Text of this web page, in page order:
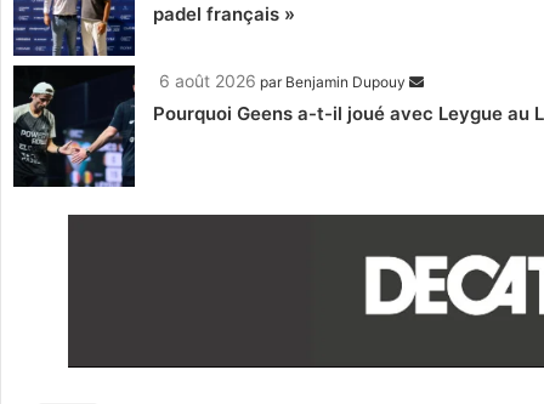
padel français »
6 août 2026 par Benjamin Dupouy
Pourquoi Geens a-t-il joué avec Leygue au